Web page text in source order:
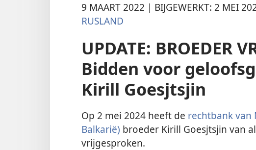
9 MAART 2022 | BIJGEWERKT: 2 MEI
RUSLAND
UPDATE: BROEDER
Bidden voor
Kirill Goesjtsjin
Op 2 mei 2024 heeft de rechtbank van
Balkarië) broeder Kirill Goesjtsjin van
vrijgesproken.